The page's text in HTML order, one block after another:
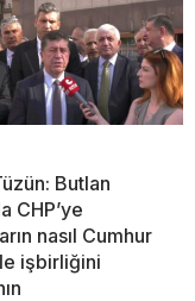
Butlan
CHP’ye
nasıl Cumhur
işbirliğini